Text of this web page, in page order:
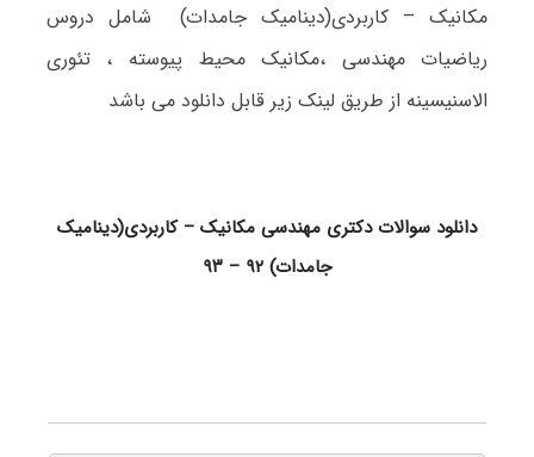
مکانیک – کاربردی(دینامیک جامدات) شامل دروس
ریاضیات مهندسی ،مکانیک محیط پیوسته ، تئوری
الاسنیسینه از طریق لینک زیر قابل دانلود می باشد
دانلود سوالات دکتری مهندسی مکانیک – کاربردی(دینامیک
جامدات) ۹۲ – ۹۳